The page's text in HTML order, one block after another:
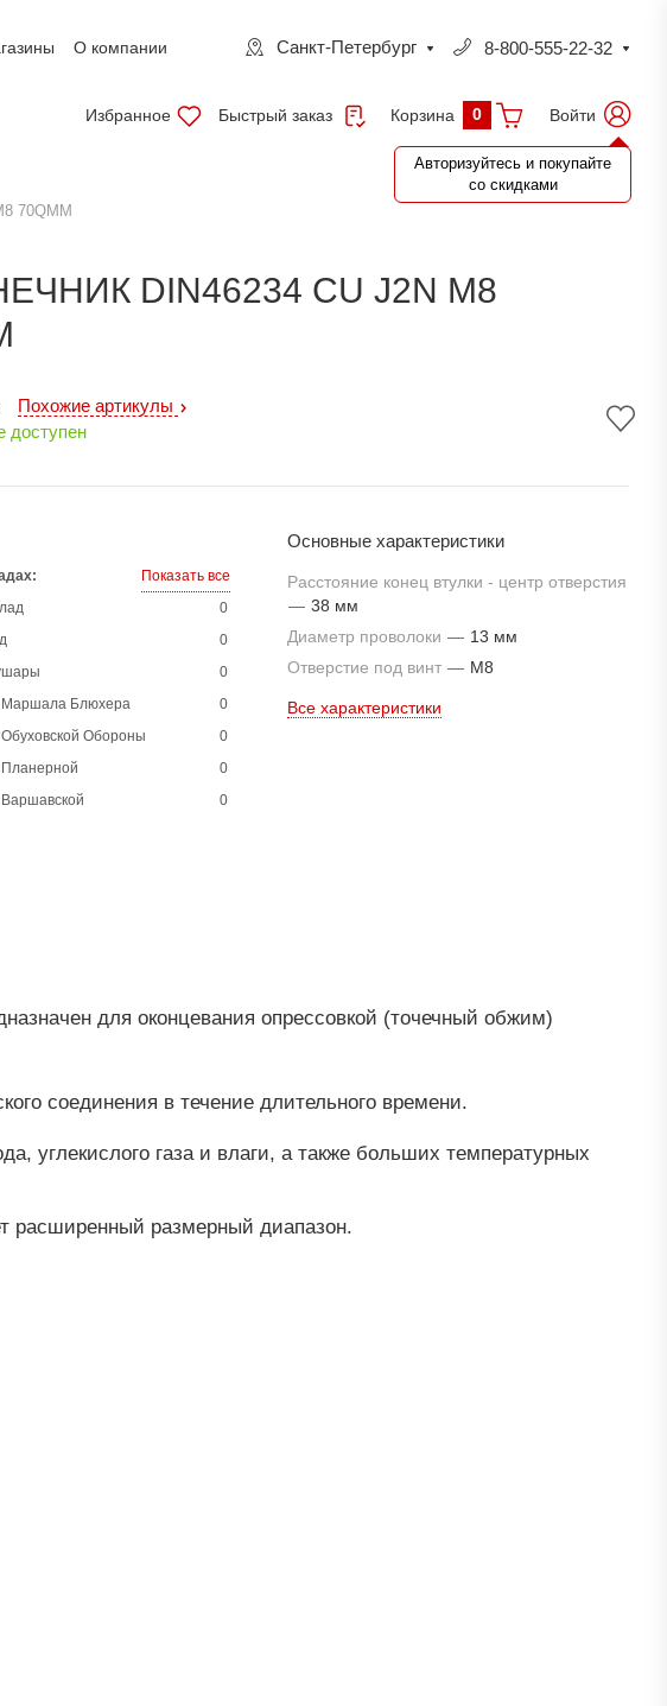
О компании Санкт-Петербург 8-800-555-22-32
Избранное Быстрый заказ Корзина 0 Войти
Авторизуйтесь и покупайте
со скидками
70QMM
DIN46234 CU J2N M8
Похожие артикулы
доступен
Показать все
0
0
0
Маршала Блюхера
0
Обороны
0
0
0
Основные характеристики
Расстояние конец втулки - центр отверстия
— 38 мм
Диаметр проволоки — 13 мм
Отверстие под винт — M8
Все характеристики
для оконцевания опрессовкой (точечный обжим)
соединения в течение длительного времени.
углекислого газа и влаги, а также больших температурных
расширенный размерный диапазон.